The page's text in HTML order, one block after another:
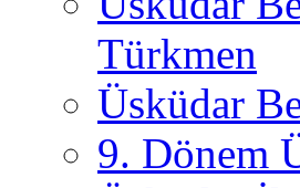
Türkmen
Üsküdar
9. Dönem